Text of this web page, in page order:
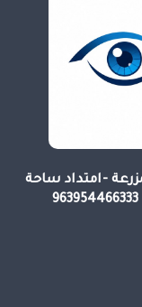
-امتداد ساحة